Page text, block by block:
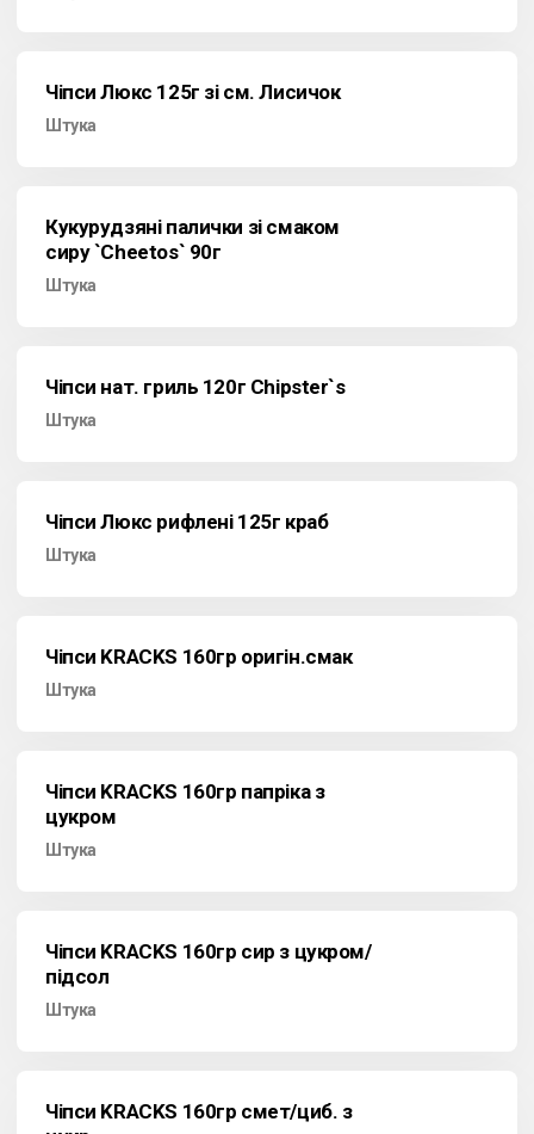
Чіпси Люкс 125г зі см. Лисичок
Штука
Кукурудзяні палички зі смаком
сиру `Cheetos` 90г
Штука
Чіпси нат. гриль 120г Chipster`s
Штука
Чіпси Люкс рифлені 125г краб
Штука
Чіпси KRACKS 160гр оригін.смак
Штука
Чіпси KRACKS 160гр папріка з
цукром
Штука
Чіпси KRACKS 160гр сир з цукром/
підсол
Штука
Чіпси KRACKS 160гр смет/циб. з